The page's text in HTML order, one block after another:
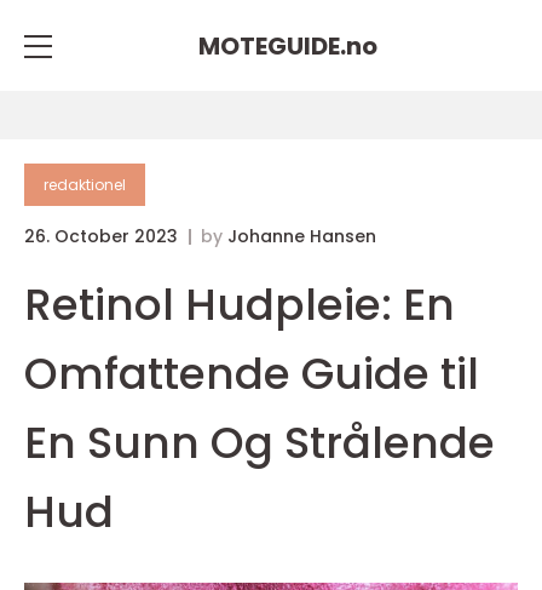
MOTEGUIDE.no
redaktionel
26. October 2023 by Johanne Hansen
Retinol Hudpleie: En
Omfattende Guide til
En Sunn Og Strålende
Hud